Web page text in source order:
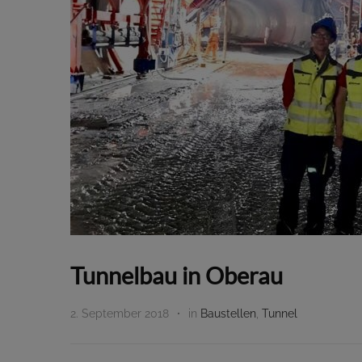
Tunnelbau in Oberau
2. September 2018 in Baustellen Tunnel